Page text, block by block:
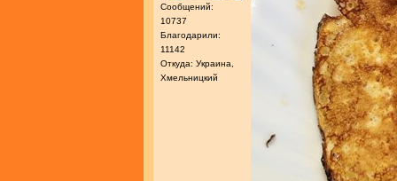
Сообщений:
10737
Благодарили:
11142
Откуда: Украина,
Хмельницкий